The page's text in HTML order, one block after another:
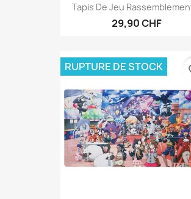
Tapis De Jeu
29,90 CHF
RUPTURE DE STOCK